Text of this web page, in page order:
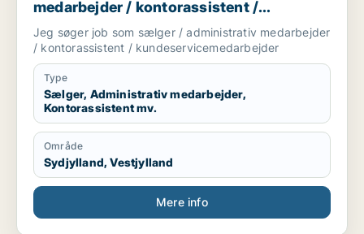
medarbejder / kontorassistent /
kundeservicemedarbejder
Jeg søger job som sælger / administrativ medarbejder
/ kontorassistent / kundeservicemedarbejder
Type
Sælger, Administrativ medarbejder,
Kontorassistent mv.
Område
Sydjylland, Vestjylland
Mere info